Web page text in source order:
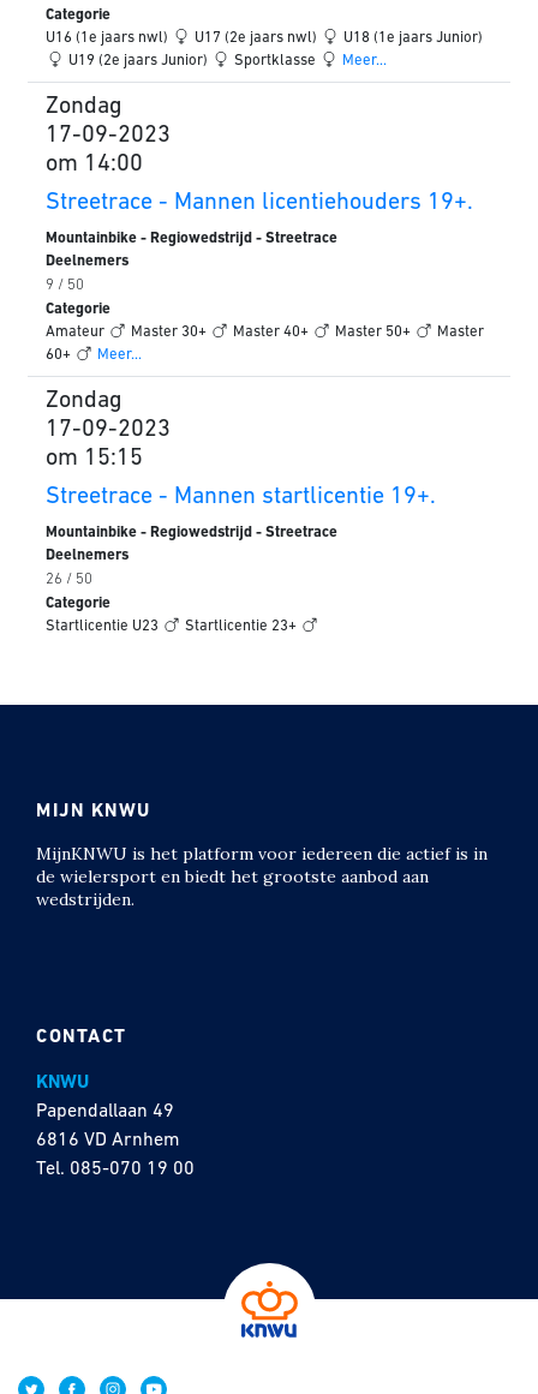
Categorie
U16 (1e jaars nwl)
U17 (2e jaars nwl)
U18 (1e jaars Junior)
U19 (2e jaars Junior)
Sportklasse Meer...
Zondag
17-09-2023
om 14:00
Streetrace - Mannen licentiehouders 19+.
Mountainbike - Regiowedstrijd - Streetrace
Deelnemers
9 / 50
Categorie
Amateur
Master 30+ Master 40+ Master 50+
Master
60+
Meer...
Zondag
17-09-2023
om 15:15
Streetrace - Mannen startlicentie 19+.
Mountainbike - Regiowedstrijd - Streetrace
Deelnemers
26 / 50
Categorie
Startlicentie U23
Startlicentie 23+
CONTACT
KNWU
Papendallaan 49
6816 VD Arnhem
Tel. 085-070 19 00
MIJN KNWU
MijnKNWU is het platform voor iedereen die actief is in
de wielersport en biedt het grootste aanbod aan
wedstrijden.